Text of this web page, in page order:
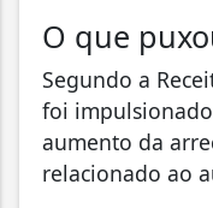
O que
Segundo a
foi
aumento da
relacionado ao